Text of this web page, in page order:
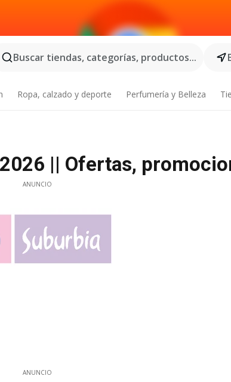
Buscar tiendas, categorías, productos...
Ropa, calzado y deporte Perfumería y Belleza
|| Ofertas,
ANUNCIO
ANUNCIO